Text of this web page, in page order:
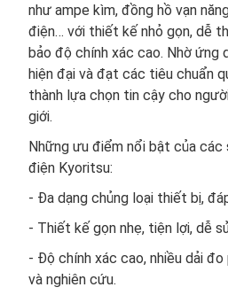
như ampe kìm, đồng hồ vạn
điện… với thiết kế nhỏ gọn, dễ
bảo độ chính xác cao. Nhờ ứng
hiện đại và đạt các tiêu chuẩn
thành lựa chọn tin cậy cho
giới.
Những ưu điểm nổi bật của
điện Kyoritsu:
- Đa dạng chủng loại thiết bị,
- Thiết kế gọn nhẹ, tiện lợi, dễ
- Độ chính xác cao, nhiều dải
và nghiên cứu.